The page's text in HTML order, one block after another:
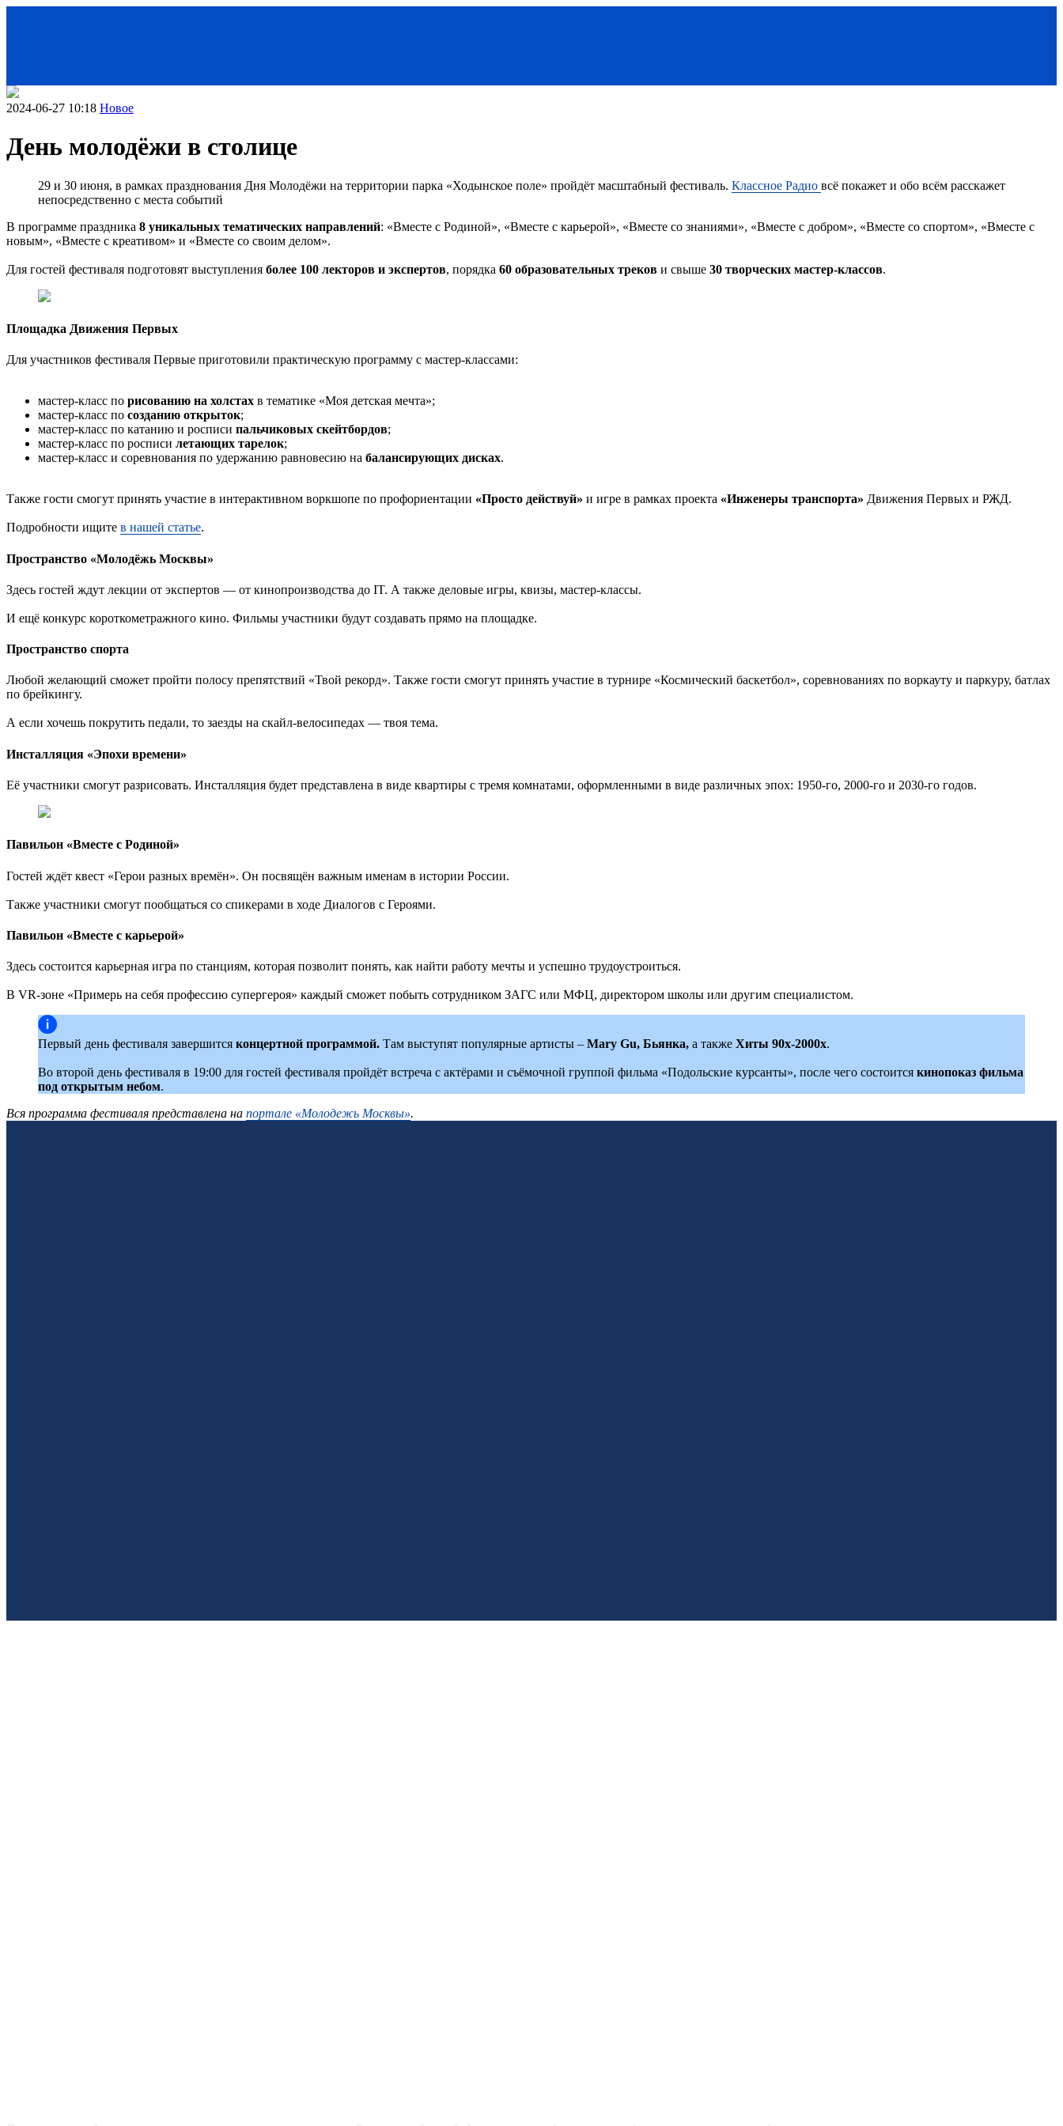
< Назад
2024-06-27 10:18 Новое
День молодёжи в столице
29 и 30 июня, в рамках празднования Дня Молодёжи на территории парка «Ходынское поле» пройдёт масштабный фестиваль. Классное Радио всё покажет и обо всём расскажет
непосредственно с места событий
В программе праздника 8 уникальных тематических направлений: «Вместе с Родиной», «Вместе с карьерой», «Вместе со знаниями», «Вместе с добром», «Вместе со спортом», «Вместе с
новым», «Вместе с креативом» и «Вместе со своим делом».
Для гостей фестиваля подготовят выступления более 100 лекторов и экспертов, порядка 60 образовательных треков и свыше 30 творческих мастер-классов.
Площадка Движения Первых
Для участников фестиваля Первые приготовили практическую программу с мастер-классами:
мастер-класс по рисованию на холстах в тематике «Моя детская мечта»;
мастер-класс по созданию открыток;
мастер-класс по катанию и росписи пальчиковых скейтбордов;
мастер-класс по росписи летающих тарелок;
мастер-класс и соревнования по удержанию равновесию на балансирующих дисках.
Также гости смогут принять участие в интерактивном воркшопе по профориентации «Просто действуй» и игре в рамках проекта «Инженеры транспорта» Движения Первых и РЖД.
Подробности ищите в нашей статье.
Пространство «Молодёжь Москвы»
Здесь гостей ждут лекции от экспертов — от кинопроизводства до IT. А также деловые игры, квизы, мастер-классы.
И ещё конкурс короткометражного кино. Фильмы участники будут создавать прямо на площадке.
Пространство спорта
Любой желающий сможет пройти полосу препятствий «Твой рекорд». Также гости смогут принять участие в турнире «Космический баскетбол», соревнованиях по воркауту и паркуру, батлах
по брейкингу.
А если хочешь покрутить педали, то заезды на скайл-велосипедах — твоя тема.
Инсталляция «Эпохи времени»
Её участники смогут разрисовать. Инсталляция будет представлена в виде квартиры с тремя комнатами, оформленными в виде различных эпох: 1950-го, 2000-го и 2030-го годов.
Павильон «Вместе с Родиной»
Гостей ждёт квест «Герои разных времён». Он посвящён важным именам в истории России.
Также участники смогут пообщаться со спикерами в ходе Диалогов с Героями.
Павильон «Вместе с карьерой»
Здесь состоится карьерная игра по станциям, которая позволит понять, как найти работу мечты и успешно трудоустроиться.
В VR-зоне «Примерь на себя профессию супергероя» каждый сможет побыть сотрудником ЗАГС или МФЦ, директором школы или другим специалистом.
Первый день фестиваля завершится концертной программой. Там выступят популярные артисты – Mary Gu, Бьянка, а также Хиты 90х-2000х.
Во второй день фестиваля в 19:00 для гостей фестиваля пройдёт встреча с актёрами и съёмочной группой фильма «Подольские курсанты», после чего состоится кинопоказ фильма
под открытым небом.
Вся программа фестиваля представлена на портале «Молодежь Москвы».